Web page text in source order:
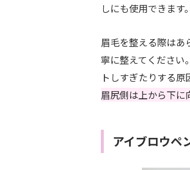
しにも使用できます。
眉毛を整える際はあ
寧に整えてください
トしすぎたりする原
眉尻側は上から下に
アイブロウペ